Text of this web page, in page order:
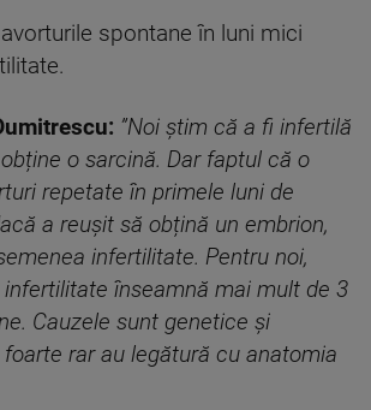
spontane în luni mici
”Noi știm că a fi infertilă
o sarcină. Dar faptul că o
repetate în primele luni de
a reușit să obțină un embrion,
infertilitate. Pentru noi,
înseamnă mai mult de 3
Cauzele sunt genetice și
rar au legătură cu anatomia